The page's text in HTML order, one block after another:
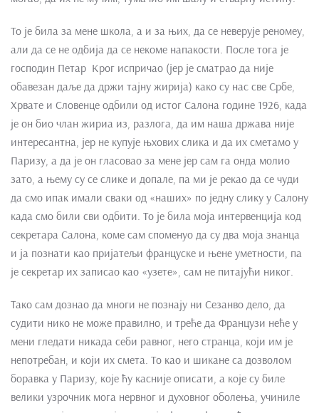
То је била за мене школа, а и за њих, да се неверује реномеу,
али да се не одбија да се некоме напакости. После тога је
господин Петар Крог испричао (јер је сматрао да није
обавезан даље да држи тајну жирија) како су нас све Србе,
Хрвате и Словенце одбили од истог Салона године 1926, када
је он био члан жириа из, разлога, да им наша држава није
интересантна, јер не купује њхових слика и да их сметамо у
Паризу, а да је он гласовао за мене јер сам га онда молио
зато, а њему су се слике и допале, па ми је рекао да се чуди
да смо ипак имали сваки од «наших» по једну слику у Салону
када смо били сви одбити. То је била моја интервенција код
секретара Салона, коме сам споменуо да су два моја знанца
и ја познати као пријатељи француске и њене уметности, па
је секретар их записао као «узете», сам не питајући никог.
Тако сам дознао да многи не познају ни Сезанво дело, да
судити нико не може правилно, и треће да Французи неће у
мени гледати никада себи равног, него странца, који им је
непотребан, и који их смета. То као и шикане са дозволом
боравка у Паризу, које ћу касније описати, а које су биле
велики узрочник мога нервног и духовног оболења, учиниле